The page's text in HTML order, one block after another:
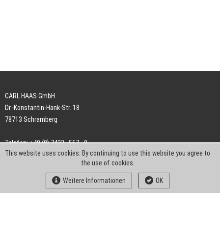
CARL HAAS GmbH
Dr.-Konstantin-Hank-Str. 18
78713 Schramberg
Telefon: +49 (0) 7422 . 567 - 0
Telefax: +49 (0) 7422 . 567 - 239
info-ch@kern-liebers.com
This website uses cookies. By continuing to use this website you agree to
the use of cookies.
Weitere Informationen OK